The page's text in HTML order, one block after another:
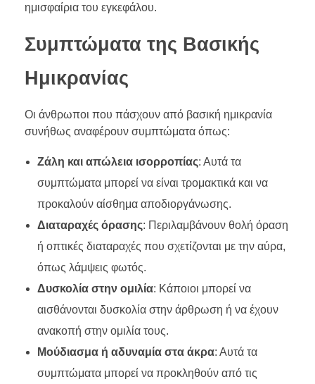
ημισφαίρια του εγκεφάλου.
Συμπτώματα της Βασικής
Ημικρανίας
Οι άνθρωποι που πάσχουν από βασική ημικρανία
συνήθως αναφέρουν συμπτώματα όπως:
Ζάλη και απώλεια ισορροπίας: Αυτά τα
συμπτώματα μπορεί να είναι τρομακτικά και να
προκαλούν αίσθημα αποδιοργάνωσης.
Διαταραχές όρασης: Περιλαμβάνουν θολή όραση
ή οπτικές διαταραχές που σχετίζονται με την αύρα,
όπως λάμψεις φωτός.
Δυσκολία στην ομιλία: Κάποιοι μπορεί να
αισθάνονται δυσκολία στην άρθρωση ή να έχουν
ανακοπή στην ομιλία τους.
Μούδιασμα ή αδυναμία στα άκρα: Αυτά τα
συμπτώματα μπορεί να προκληθούν από τις